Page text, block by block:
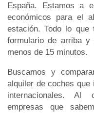
España. Estamos a
económicos para el
estación. Todo lo
formulario de arriba
menos de 15 minutos.
Buscamos y
alquiler de coches
internacionales. Al
empresas que